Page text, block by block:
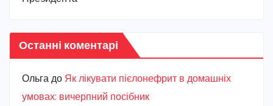
Останні коментарі
Ольга до Як лікувати пієлонефрит в домашніх
умовах: вичерпний посібник